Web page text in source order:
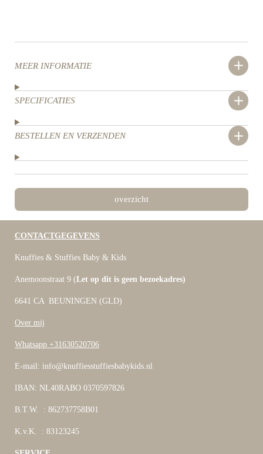
MEER INFORMATIE
SPECIFICATIES
BESTELLEN EN VERZENDEN
overzicht
CONTACTGEGEVENS
Knuffies & Stuffies Baby & Kids
Anemoonstraat 9 (Let op dit is geen bezoekadres)
6641 CA BEUNINGEN (GLD)
Over mij
Whatsapp +31630520706
E-mail: info@knuffiesstuffiesbabykids.nl
IBAN: NL40RABO 0370597826
B.T.W. : 862737758B01
K.v.K. : 83123245